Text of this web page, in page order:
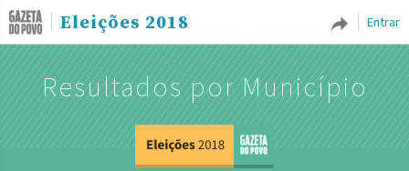
Entrar
Eleições 2018
Resultados por Município